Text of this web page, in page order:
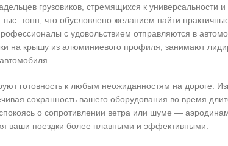
грузовиков, стремящихся к универсальности
тонн, что обусловлено желанием найти
с удовольствием отправляются в
на крышу из алюминиевого профиля, занимают
готовность к любым неожиданностям на дороге.
сохранность вашего оборудования во время
о сопротивлении ветра или шуме —
ваши поездки более плавными и эффективными.